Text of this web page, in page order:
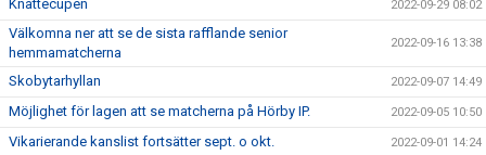
Knattecupen 2022-09-29 08:02
Välkomna ner att se de sista rafflande senior
hemmamatcherna
2022-09-16 13:38
Skobytarhyllan 2022-09-07 14:49
Möjlighet för lagen att se matcherna på Hörby IP. 2022-09-05 10:50
Vikarierande kanslist fortsätter sept. o okt. 2022-09-01 14:24